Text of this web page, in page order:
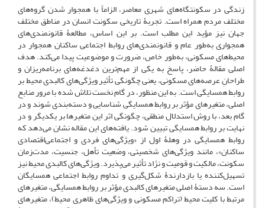
زندگی در سکونتگاه‌های شهری معاصر، الزاماً با همجوار شدن گروه‌های
مختلف مردم همراه است. تجربۀ‌ تاریخی سکونت انسان در مناطق مختلف
جهان نیز مؤید این مطلب است. بر این اساس، مطالعۀ‌ قانونمندی‌های
همجواری به‌طور عام و قانونمندی‌های روابط اجتماعی ساکنان همجوار در
محیط‌های مسکونی، به‌طور خاص، ضرورت و موضوعیت پیدا می‌کند. هدف
اصلی مقالۀ‌ حاضر، پاسخ به یکی از مهم‌ترین دغدغه‌های برنامه‌ریزان و
طراحانِ عرصه‌های مسکونی، یعنی چگونگی تأثیر ویژگی‌های کالبدی محیط‌ بر
روابط همسایگی است. به این منظور، در گام نخست تلاش شده با مرور منابع
اصلی، متغیرهای مؤثر بر روابط همسایگی شناسایی و دسته‌بندی شوند و در
گام بعد، با روش استدلال منطقی، چگونگی اثر این متغیرها بر یکدیگر و در
نهایت بر روابط همسایگی تبیین شود. یافته‌های این مقاله نشان می‌دهد که
روابط همسایگی در وهلۀ‌ اول از «ویژگی‌های فردی و اجتماعی‌اقتصادی
ساکنان»، مانند ویژگی‌های شخصیتی، وضعیت تأهل، جنسیت، مدت‌زمان
سکونت، مالکیت و قومیت و نژاد تأثیر می‌پذیرد. ویژگی‌های کالبدی محیط نیز
تسهیل‌کننده یا بازدارندۀ‌ شکل‌گیری و تداوم روابط اجتماعی همسایگان
است. سه دستۀ‌ اصلی متغیرهای کالبدی مؤثر بر روابط همسایگی، متغیرهای
مرتبط با کلیت محیط (تراکم مسکونی و ویژگی‌های ظاهری محیط)، متغیرهای